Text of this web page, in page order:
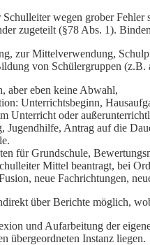
wegen grober
zugeteilt (§78 Abs. 1).
zur Mittelverwendung,
von Schülergruppen
aber eben keine Abwahl,
Unterrichtsbeginn,
Unterricht oder
Jugendhilfe, Antrag auf die
für Grundschule,
Mittel beantragt, bei
neue Fachrichtungen,
über Berichte möglich,
und Aufarbeitung der
übergeordneten Instanz liegen.